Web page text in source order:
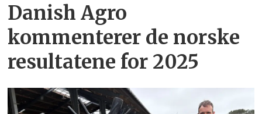
Danish Agro
kommenterer de norske
resultatene for 2025